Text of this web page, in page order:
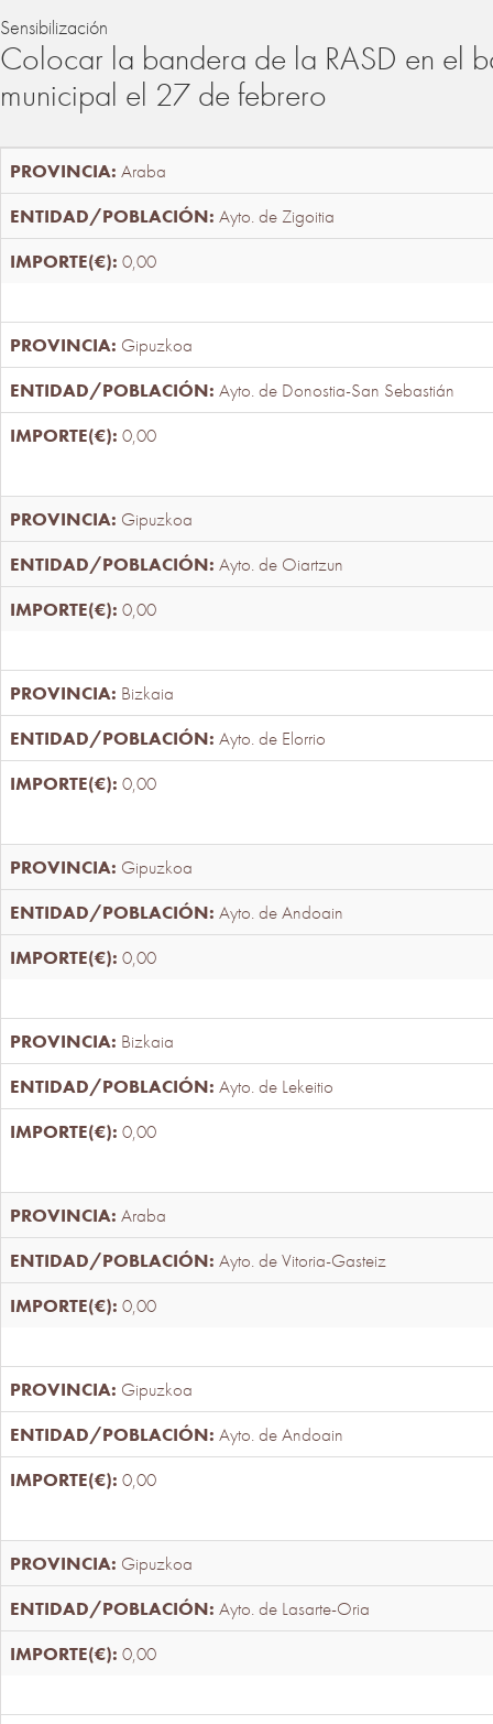
Sensibilización
Colocar la bandera de la RASD en el
municipal el 27 de febrero
Araba
Ayto. de Zigoitia
0,00
Gipuzkoa
Ayto. de Donostia-San Sebastián
0,00
Gipuzkoa
Ayto. de Oiartzun
0,00
Bizkaia
Ayto. de Elorrio
0,00
Gipuzkoa
Ayto. de Andoain
0,00
Bizkaia
Ayto. de Lekeitio
0,00
Araba
Ayto. de Vitoria-Gasteiz
0,00
Gipuzkoa
Ayto. de Andoain
0,00
Gipuzkoa
Ayto. de Lasarte-Oria
0,00